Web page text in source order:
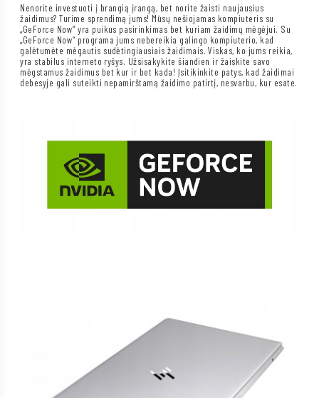
Nenorite investuoti į brangią įrangą, bet norite žaisti naujausius
žaidimus? Turime sprendimą jums! Mūsų nešiojamas kompiuteris su
„GeForce Now“ yra puikus pasirinkimas bet kuriam žaidimų mėgėjui. Su
„GeForce Now“ programa jums nebereikia galingo kompiuterio, kad
galėtumėte mėgautis sudėtingiausiais žaidimais. Viskas, ko jums reikia,
yra stabilus interneto ryšys. Užsisakykite šiandien ir žaiskite savo
mėgstamus žaidimus bet kur ir bet kada! Įsitikinkite patys, kad žaidimai
debesyje gali suteikti nepamirštamą žaidimo patirtį, nesvarbu, kur esate.